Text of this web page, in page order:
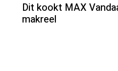
Dit kookt MAX
makreel